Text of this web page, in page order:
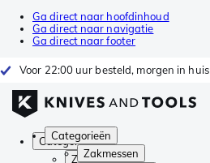
Ga direct naar hoofdinhoud
Ga direct naar navigatie
Ga direct naar footer
Voor 22:00 uur besteld, morgen in huis
Categorieën
Zakmessen
Categorieën
Zakmessen